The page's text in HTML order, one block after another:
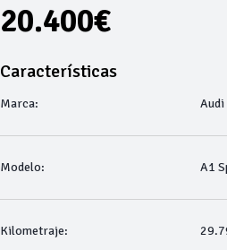
20.400€
Características
Marca: Audi
Modelo: A1
Kilometraje: